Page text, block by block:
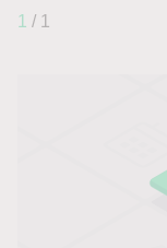
1 / 1